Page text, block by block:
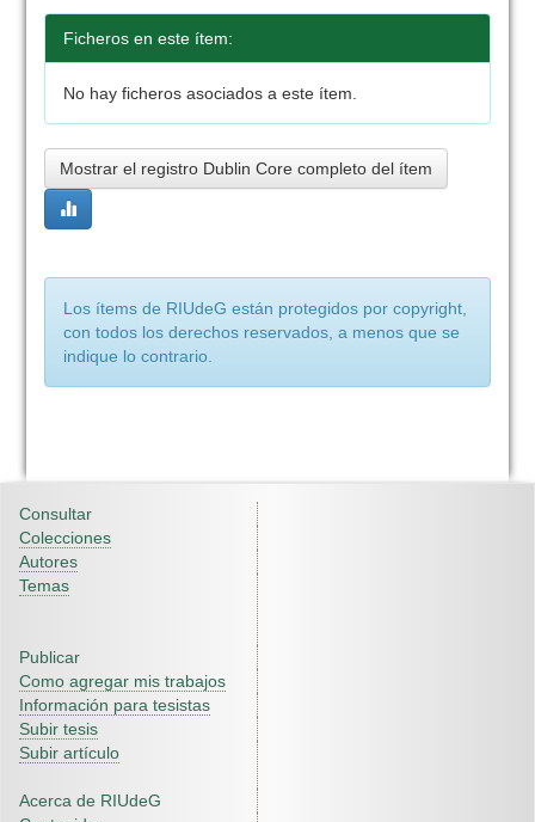
Ficheros en este ítem:
No hay ficheros asociados a este ítem.
Mostrar el registro Dublin Core completo del ítem
Los ítems de RIUdeG están protegidos por copyright,
con todos los derechos reservados, a menos que se
indique lo contrario.
Consultar
Colecciones
Autores
Temas
Publicar
Como agregar mis trabajos
Información para tesistas
Subir tesis
Subir artículo
Acerca de RIUdeG